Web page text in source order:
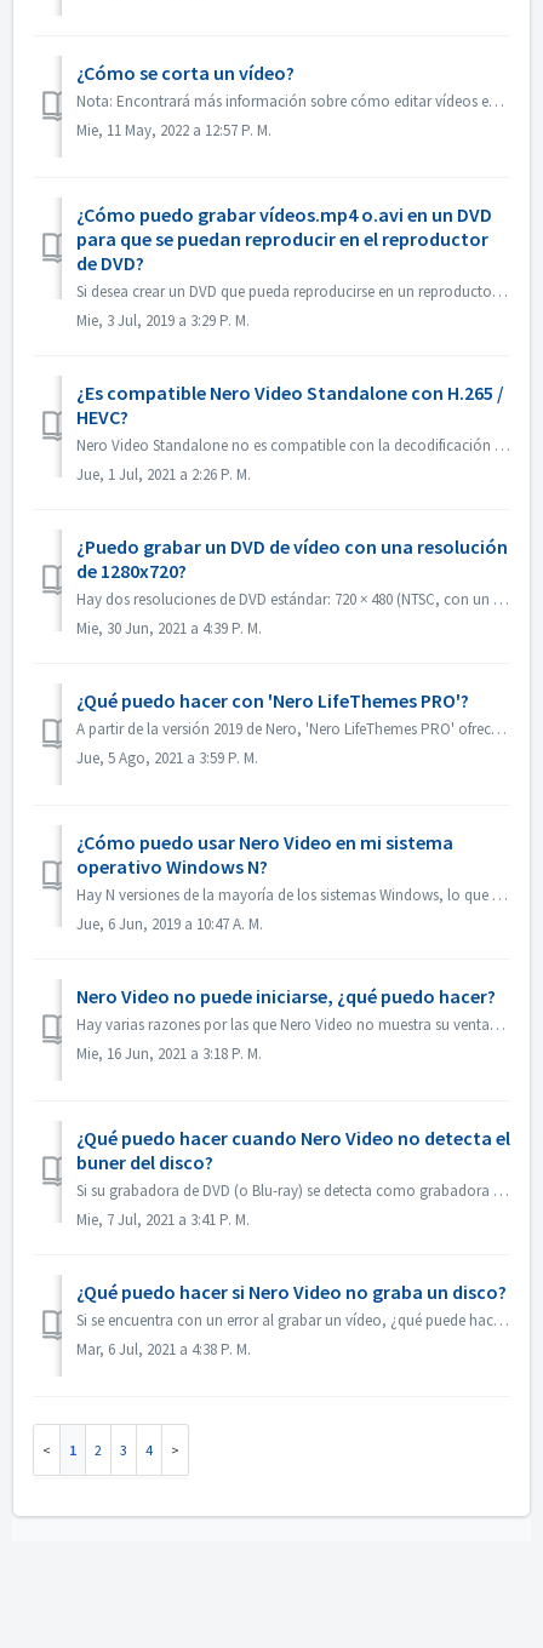
¿Cómo se corta un vídeo?
Nota: Encontrará más información sobre cómo editar vídeos en el siguiente enlace: Editar vídeos Sigue el siguiente enlace para obtener más información sobr...
Mie, 11 May, 2022 a 12:57 P. M.
¿Cómo puedo grabar vídeos.mp4 o.avi en un DVD
para que se puedan reproducir en el reproductor
de DVD?
Si desea crear un DVD que pueda reproducirse en un reproductor de DVD, primero debe recordar qué formato de disco es. Hay una diferencia fundamental entre u...
Mie, 3 Jul, 2019 a 3:29 P. M.
¿Es compatible Nero Video Standalone con H.265 /
HEVC?
Nero Video Standalone no es compatible con la decodificación H.265 / HEVC. La decodificación H.265 / HEVC solo está disponible en Nero Platinum Suite.
Jue, 1 Jul, 2021 a 2:26 P. M.
¿Puedo grabar un DVD de vídeo con una resolución
de 1280x720?
Hay dos resoluciones de DVD estándar: 720 × 480 (NTSC, con un total de 345.600 píxeles) y 720 × 576 (PAL, con un total de 414.720 píxeles), ambas disponible...
Mie, 30 Jun, 2021 a 4:39 P. M.
¿Qué puedo hacer con 'Nero LifeThemes PRO'?
A partir de la versión 2019 de Nero, 'Nero LifeThemes PRO' ofrece toda una gama de diseños de temas de películas de alta calidad, plantillas de menú...
Jue, 5 Ago, 2021 a 3:59 P. M.
¿Cómo puedo usar Nero Video en mi sistema
operativo Windows N?
Hay N versiones de la mayoría de los sistemas Windows, lo que significa que el sistema no contiene Windows Media Player. En estos sistemas Windows N, para ...
Jue, 6 Jun, 2019 a 10:47 A. M.
Nero Video no puede iniciarse, ¿qué puedo hacer?
Hay varias razones por las que Nero Video no muestra su ventana de aplicación. Si el Nero Video no puede iniciarse, MediaHome no puede iniciarse pero Recode...
Mie, 16 Jun, 2021 a 3:18 P. M.
¿Qué puedo hacer cuando Nero Video no detecta el
buner del disco?
Si su grabadora de DVD (o Blu-ray) se detecta como grabadora de CD, por favor, consulte este artículo: https://nerosupport.freshdesk.com/en/support/solution...
Mie, 7 Jul, 2021 a 3:41 P. M.
¿Qué puedo hacer si Nero Video no graba un disco?
Si se encuentra con un error al grabar un vídeo, ¿qué puede hacer? Vaya a C:\NUsuarios[usuario actual]\NAppData\Roaming\NNero[versión actual de Nero]\NNNer...
Mar, 6 Jul, 2021 a 4:38 P. M.
1 2 3 4